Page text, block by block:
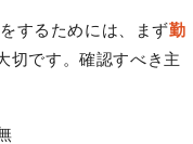
するためには、まず勤
切です。確認すべき主